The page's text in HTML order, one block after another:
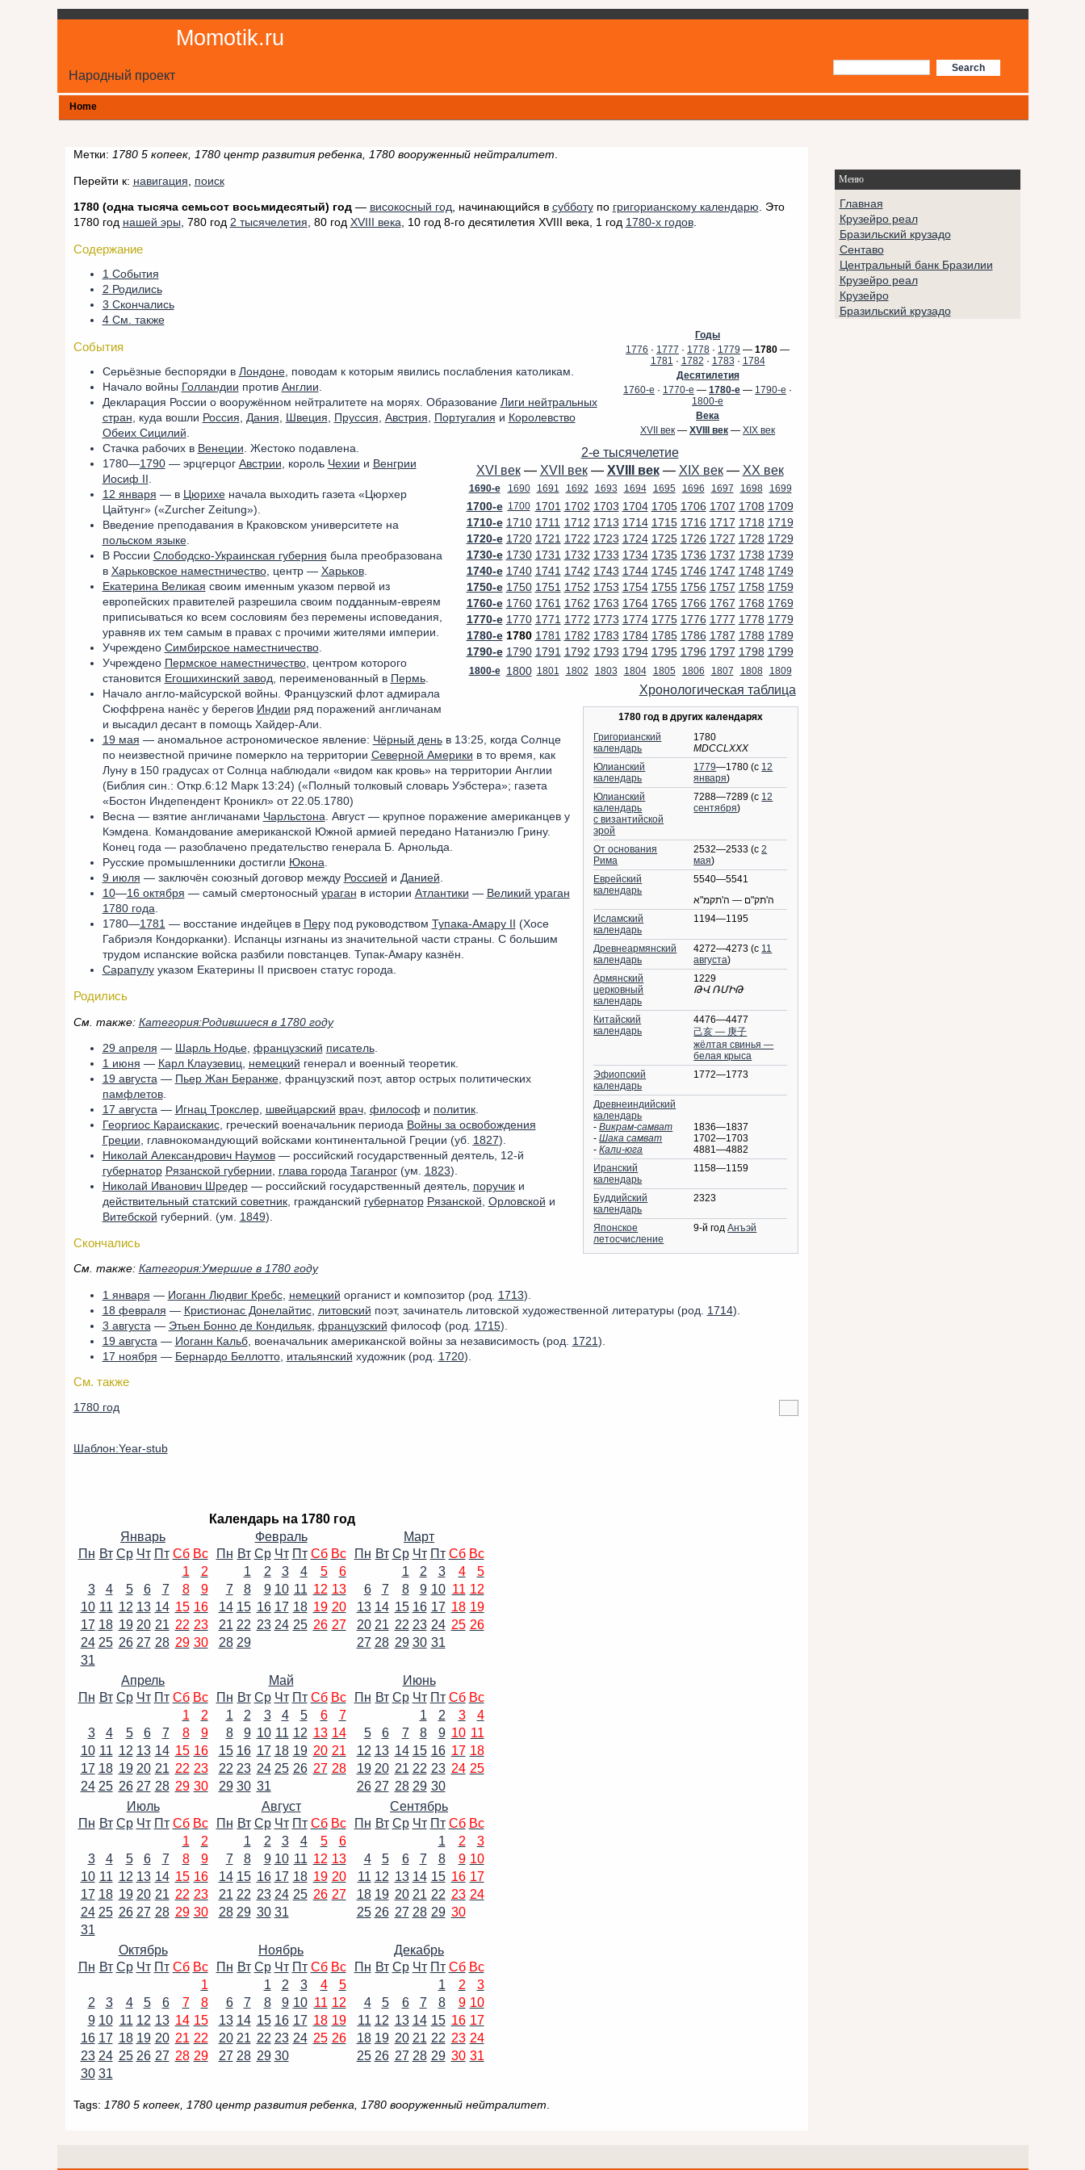
Momotik.ru
Народный проект
Home
Меню
Главная
Крузейро реал
Бразильский крузадо
Сентаво
Центральный банк Бразилии
Крузейро реал
Крузейро
Бразильский крузадо
Метки: 1780 5 копеек, 1780 центр развития ребенка, 1780 вооруженный нейтралитет.
Перейти к: навигация поиск
Годы
1776 · 1777 · 1778 · 1779 — 1780 —
1781 · 1782 · 1783 · 1784
Десятилетия
1760-е · 1770-е — 1780-е — 1790-е ·
1800-е
Века
XVII век — XVIII век — XIX век
2-е тысячелетие
XVI век— XVII век— XVIII век— XIX век— XX век
1690-е 1690 1691 1692 1693 1694 1695 1696 1697 1698 1699
1700-е 1700 1701 1702 1703 1704 1705 1706 1707 1708 1709
1710-е 1710 1711 1712 1713 1714 1715 1716 1717 1718 1719
1720-е 1720 1721 1722 1723 1724 1725 1726 1727 1728 1729
1730-е 1730 1731 1732 1733 1734 1735 1736 1737 1738 1739
1740-е 1740 1741 1742 1743 1744 1745 1746 1747 1748 1749
1750-е 1750 1751 1752 1753 1754 1755 1756 1757 1758 1759
1760-е 1760 1761 1762 1763 1764 1765 1766 1767 1768 1769
1770-е 1770 1771 1772 1773 1774 1775 1776 1777 1778 1779
1780-е 1780 1781 1782 1783 1784 1785 1786 1787 1788 1789
1790-е 1790 1791 1792 1793 1794 1795 1796 1797 1798 1799
1800-е 1800 1801 1802 1803 1804 1805 1806 1807 1808 1809
Хронологическая таблица
1780 год в других календарях
Григорианский
календарь
1780
MDCCLXXX
Юлианский
календарь
1779—1780 (с 12
января)
Юлианский
календарь
с византийской
эрой
7288—7289 (с 12
сентября)
От основания
Рима
2532—2533 (с2
мая)
Еврейский
календарь
5540—5541
ה'תק"ם — ה'תקמ"א
Исламский
календарь
1194—1195
Древнеармянский
календарь
4272—4273 (с 11
августа)
Армянский
церковный
календарь
1229
ԹՎ ՌՄԻԹ
Китайский
календарь
4476—4477
己亥 — 庚子
жёлтая свинья —
белая крыса
Эфиопский
календарь
1772—1773
Древнеиндийский
календарь
-Викрам-самват
1836—1837
-Шака самват
1702—1703
-Кали-юга
4881—4882
Иранский
календарь
1158—1159
Буддийский
календарь
2323
Японское
летосчисление
9-й годАнъэй
1780 (одна тысяча семьсот восьмидесятый) год— високосный год, начинающийся в субботупо григорианскому календарю. Это
1780 год нашей эры, 780 год 2 тысячелетия, 80 год XVIII века, 10 год 8-го десятилетия XVIII века, 1 год 1780-х годов.
Содержание
1 События
2 Родились
3 Скончались
4 См. также
События
Серьёзные беспорядки в Лондоне, поводам к которым явились послабления католикам.
Начало войны Голландии против Англии.
Декларация России о вооружённом нейтралитете на морях. Образование Лиги нейтральных
стран, куда вошли Россия, Дания, Швеция, Пруссия, Австрия, Португалия и Королевство
Обеих Сицилий.
Стачка рабочих в Венеции. Жестоко подавлена.
1780—1790— эрцгерцог Австрии, король Чехии и Венгрии
Иосиф II .
12 января — в Цюрихеначала выходить газета «Цюрхер
Цайтунг» («Zurcher Zeitung»).
Введение преподавания в Краковском университете на
польском языке.
В России Слободско-Украинская губерния была преобразована
в Харьковское наместничество, центр — Харьков.
Екатерина Великая своим именным указом первой из
европейских правителей разрешила своим подданным-евреям
приписываться ко всем сословиям без перемены исповедания,
уравняв их тем самым в правах с прочими жителями империи.
Учреждено Симбирское наместничество.
Учреждено Пермское наместничество, центром которого
становится Егошихинский завод, переименованный в Пермь.
Начало англо-майсурской войны. Французский флот адмирала
Сюффрена нанёс у берегов Индии ряд поражений англичанам
и высадил десант в помощь Хайдер-Али.
19 мая — аномальное астрономическое явление: Чёрный деньв 13:25, когда Солнце
по неизвестной причине померкло на территории Северной Америки в то время, как
Луну в 150 градусах от Солнца наблюдали «видом как кровь» на территории Англии
(Библия син.: Откр.6:12 Марк 13:24) («Полный толковый словарь Уэбстера»; газета
«Бостон Индепендент Кроникл» от 22.05.1780)
Весна — взятие англичанами Чарльстона. Август — крупное поражение американцев у
Кэмдена. Командование американской Южной армией передано Натаниэлю Грину.
Конец года — разоблачено предательство генерала Б. Арнольда.
Русские промышленники достигли Юкона.
9 июля — заключён союзный договор между Россией и Данией.
10—16 октября — самый смертоносный ураган в истории Атлантики — Великий ураган
1780 года.
1780—1781— восстание индейцев в Перупод руководством Тупака-Амару II
(Хосе
Габриэля Кондорканки). Испанцы изгнаны из значительной части страны. С большим
трудом испанские войска разбили повстанцев. Тупак-Амару казнён.
Сарапулууказом Екатерины II присвоен статус города.
Родились
См. также: Категория:Родившиеся в 1780 году
29 апреля — Шарль Нодье, французский писатель.
1 июня — Карл Клаузевиц, немецкий генерал и военный теоретик.
19 августа— Пьер Жан Беранже, французский поэт, автор острых политических
памфлетов.
17 августа— Игнац Трокслер, швейцарский врач, философ и политик.
Георгиос Караискакис, греческий военачальник периода Войны за освобождения
Греции, главнокомандующий войсками континентальной Греции (уб. 1827).
Николай Александрович Наумов— российский государственный деятель, 12-й
губернатор Рязанской губернии, глава города Таганрог(ум. 1823).
Николай Иванович Шредер— российский государственный деятель, поручики
действительный статский советник, гражданский губернатор Рязанской, Орловской и
Витебской губерний. (ум. 1849).
Скончались
См. также: Категория:Умершие в 1780 году
1 января — Иоганн Людвиг Кребс, немецкий органист и композитор (род. 1713).
18 февраля — Кристионас Донелайтис, литовский поэт, зачинатель литовской художественной литературы (род. 1714).
3 августа — Этьен Бонно де Кондильяк, французский философ (род. 1715).
19 августа — Иоганн Кальб, военачальник американской войны за независимость (род. 1721 ).
17 ноября — Бернардо Беллотто, итальянский художник (род. 1720).
См. также
1780 год
Шаблон:Year-stub
Календарь на 1780 год
Январь
Пн Вт Ср Чт Пт Сб Вс
1
2
3
4 5 6 7 8
9
10 11 12 13 14 15 16
17 18 19 20 21 22 23
24 25 26 27 28 29 30
31
Февраль
Пн Вт Ср Чт Пт Сб Вс
1
2 3 4 5
6
7
8 9 10 11 12 13
14 15 16 17 18 19 20
21 22 23 24 25 26 27
28 29
Март
Пн Вт Ср Чт Пт Сб Вс
1
2 3 4
5
6
7 8 9 10 11 12
13 14 15 16 17 18 19
20 21 22 23 24 25 26
27 28 29 30 31
Апрель
Пн Вт Ср Чт Пт Сб Вс
1
2
3
4 5 6 7 8
9
10 11 12 13 14 15 16
17 18 19 20 21 22 23
24 25 26 27 28 29 30
Май
Пн Вт Ср Чт Пт Сб Вс
1
2 3 4 5 6
7
8
9 10 11 12 13 14
15 16 17 18 19 20 21
22 23 24 25 26 27 28
29 30 31
Июнь
Пн Вт Ср Чт Пт Сб Вс
1
2 3
4
5
6 7 8 9 10 11
12 13 14 15 16 17 18
19 20 21 22 23 24 25
26 27 28 29 30
Июль
Пн Вт Ср Чт Пт Сб Вс
1
2
3
4 5 6 7 8
9
10 11 12 13 14 15 16
17 18 19 20 21 22 23
24 25 26 27 28 29 30
31
Август
Пн Вт Ср Чт Пт Сб Вс
1
2 3 4 5
6
7
8 9 10 11 12 13
14 15 16 17 18 19 20
21 22 23 24 25 26 27
28 29 30 31
Сентябрь
Пн Вт Ср Чт Пт Сб Вс
1
2
3
4
5 6 7 8 9 10
11 12 13 14 15 16 17
18 19 20 21 22 23 24
25 26 27 28 29 30
Октябрь
Пн Вт Ср Чт Пт Сб Вс
1
2
3 4 5 6 7
8
9 10 11 12 13 14 15
16 17 18 19 20 21 22
23 24 25 26 27 28 29
30 31
Ноябрь
Пн Вт Ср Чт Пт Сб Вс
1
2 3 4
5
6
7 8 9 10 11 12
13 14 15 16 17 18 19
20 21 22 23 24 25 26
27 28 29 30
Декабрь
Пн Вт Ср Чт Пт Сб Вс
1
2
3
4
5 6 7 8 9 10
11 12 13 14 15 16 17
18 19 20 21 22 23 24
25 26 27 28 29 30 31
Tags: 1780 5 копеек, 1780 центр развития ребенка, 1780 вооруженный нейтралитет